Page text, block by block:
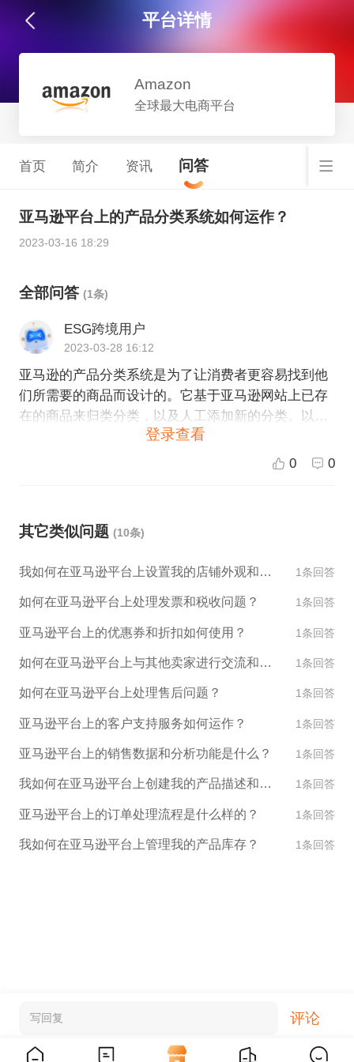
平台详情
Amazon
全球最大电商平台
首页 简介 资讯 问答
亚马逊平台上的产品分类系统如何运作？
2023-03-16 18:29
全部问答 (1条)
ESG跨境用户
2023-03-28 16:12
亚马逊的产品分类系统是为了让消费者更容易找到他
们所需要的商品而设计的。它基于亚马逊网站上已存
在的商品来归类分类，以及人工添加新的分类。以下
是亚马逊平台上产品分类系统的一些工作原理： 1. 产
品分类识别：亚马逊自动将新发布的产品归入其已经
类干预：如果亚马逊无法自动分类一个产品，当监管
系。 4. 产品关键字搜索：消费者可以使用产品种类的
关键字搜索，找到特定产品。 5. 交叉销售：亚马逊建
的产品。 总体而言，亚马逊的产品分类系统是自动化
和人工干预的结合。由于平台上有大量商品，所以分
类工作事关核心业务之一，一直在不断地优化完善。
登录查看
0 0
其它类似问题 (10条)
我如何在亚马逊平台上设置我的店铺外观和设计？ 1条回答
如何在亚马逊平台上处理发票和税收问题？ 1条回答
亚马逊平台上的优惠券和折扣如何使用？ 1条回答
如何在亚马逊平台上与其他卖家进行交流和合作？ 1条回答
如何在亚马逊平台上处理售后问题？ 1条回答
亚马逊平台上的客户支持服务如何运作？ 1条回答
亚马逊平台上的销售数据和分析功能是什么？ 1条回答
我如何在亚马逊平台上创建我的产品描述和图片？ 1条回答
亚马逊平台上的订单处理流程是什么样的？ 1条回答
我如何在亚马逊平台上管理我的产品库存？ 1条回答
写回复 评论